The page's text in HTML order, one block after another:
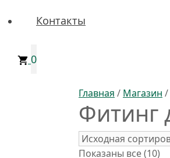
Контакты
0
Главная / Магазин /
Фитинг
Показаны все (10)